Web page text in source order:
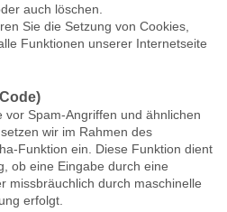
auch löschen.
Sie die Setzung von Cookies,
Funktionen unserer Internetseite
Spam-Angriffen und ähnlichen
wir im Rahmen des
Funktion ein. Diese Funktion dient
ob eine Eingabe durch eine
missbräuchlich durch maschinelle
erfolgt.